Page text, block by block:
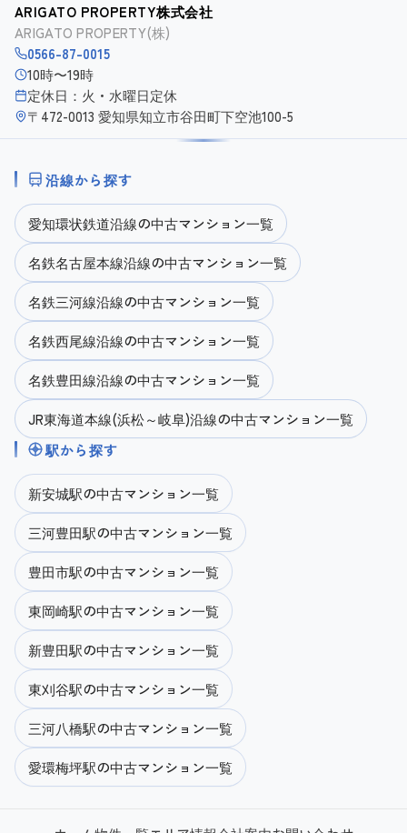
ARIGATO PROPERTY株式会社
ARIGATO PROPERTY(株)
0566-87-0015
10時〜19時
定休日：火・水曜日定休
〒472-0013 愛知県知立市谷田町下空池100-5
沿線から探す
愛知環状鉄道沿線の中古マンション一覧
名鉄名古屋本線沿線の中古マンション一覧
名鉄三河線沿線の中古マンション一覧
名鉄西尾線沿線の中古マンション一覧
名鉄豊田線沿線の中古マンション一覧
JR東海道本線(浜松～岐阜)沿線の中古マンション一覧
駅から探す
新安城駅の中古マンション一覧
三河豊田駅の中古マンション一覧
豊田市駅の中古マンション一覧
東岡崎駅の中古マンション一覧
新豊田駅の中古マンション一覧
東刈谷駅の中古マンション一覧
三河八橋駅の中古マンション一覧
愛環梅坪駅の中古マンション一覧